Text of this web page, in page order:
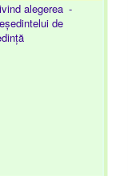
alegerea
de
-